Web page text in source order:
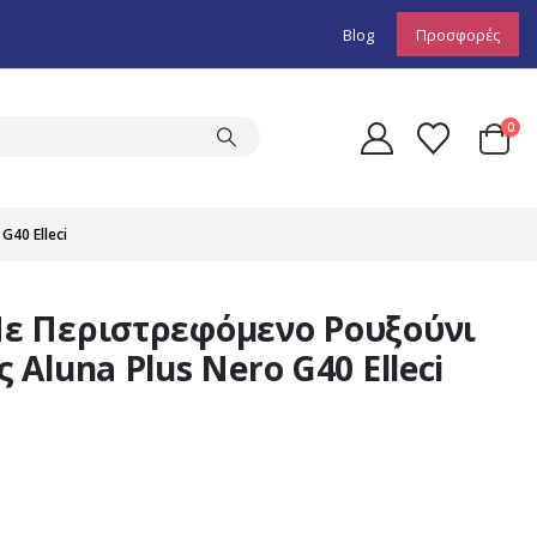
Blog Προσφορές
0
Elleci
Ρουξούνι
Plus Nero G40 Elleci